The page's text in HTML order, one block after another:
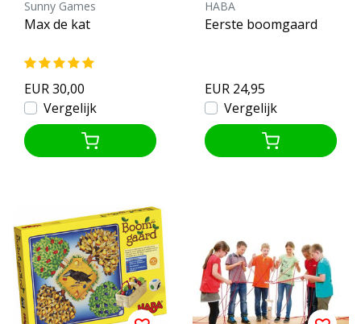
Sunny Games
Max de kat
EUR 30,00
Vergelijk
HABA
Eerste boomgaard
EUR 24,95
Vergelijk